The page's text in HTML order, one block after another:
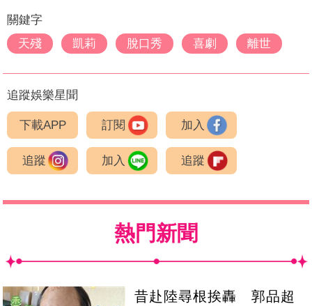
關鍵字
天殘
凱莉 脫口秀 喜劇 離世
追蹤娛樂星聞
下載APP 訂閱 加入
追蹤 加入 追蹤
熱門新聞
昔赴陸尋根挨轟 郭品超